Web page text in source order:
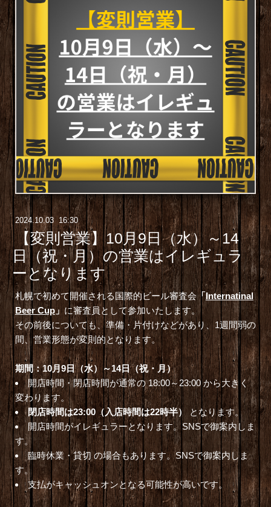
2024.10.03 16:30
【変則営業】10月9日（水）～14
日（祝・月）の営業はイレギュラ
ーとなります
札幌で初めて開催される国際的ビール審査会「Internatinal
Beer Cup」 に審査員として参加いたします。
その前後についても、準備・片付けなどがあり、1週間弱の
間、営業形態が変則的となります。
期間：10月9日（水）～14日（祝・月）
開店時間・閉店時間が通常の 18:00～23:00 から大きく
変わります。
閉店時間は23:00（入店時間は22時半）
となります。
開店時間がイレギュラーとなります。SNSで御案内しま
す。
臨時休業・貸切 の場合もあります。SNSで御案内しま
す。
支払がキャッシュオンとなる可能性が高いです。